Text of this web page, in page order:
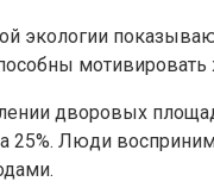
экологии
дворовых
25%. Люди